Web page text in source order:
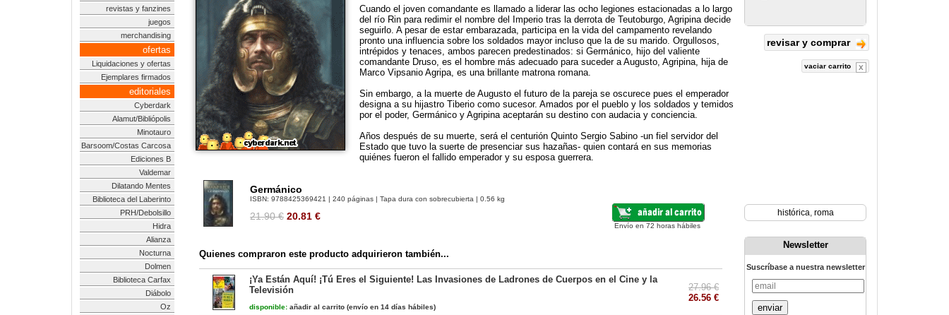
revistas y fanzines
juegos
merchandising
ofertas
Liquidaciones y ofertas
Ejemplares firmados
editoriales
Cyberdark
Alamut/Bibliópolis
Minotauro
Barsoom/Costas Carcosa
Ediciones B
Valdemar
Dilatando Mentes
Biblioteca del Laberinto
PRH/Debolsillo
Hidra
Alianza
Nocturna
Dolmen
Biblioteca Carfax
Diábolo
Oz
Cuando el joven comandante es llamado a liderar las ocho legiones estacionadas a lo largo
del río Rin para redimir el nombre del Imperio tras la derrota de Teutoburgo, Agripina decide
seguirlo. A pesar de estar embarazada, participa en la vida del campamento revelando
pronto una influencia sobre los soldados mayor incluso que la de su marido. Orgullosos,
intrépidos y tenaces, ambos parecen predestinados: si Germánico, hijo del valiente
comandante Druso, es el hombre más adecuado para suceder a Augusto, Agripina, hija de
Marco Vipsanio Agripa, es una brillante matrona romana.
Sin embargo, a la muerte de Augusto el futuro de la pareja se oscurece pues el emperador
designa a su hijastro Tiberio como sucesor. Amados por el pueblo y los soldados y temidos
por el poder, Germánico y Agripina aceptarán su destino con audacia y conciencia.
Años después de su muerte, será el centurión Quinto Sergio Sabino -un fiel servidor del
Estado que tuvo la suerte de presenciar sus hazañas- quien contará en sus memorias
quiénes fueron el fallido emperador y su esposa guerrera.
Germánico
ISBN: 9788425369421 | 240 páginas | Tapa dura con sobrecubierta | 0.56 kg
21.90 € 20.81 €
Envío en 72 horas hábiles
Quienes compraron este producto adquirieron también...
¡Ya Están Aquí! ¡Tú Eres el Siguiente! Las Invasiones de Ladrones de Cuerpos en el Cine y la
Televisión
disponible: añadir al carrito (envío en 14 días hábiles)
27.96 €
26.56 €
revisar y comprar
vaciar carrito
histórica, roma
Newsletter
Suscríbase a nuestra newsletter
enviar